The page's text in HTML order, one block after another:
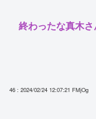
終わったな真木さ
46 : 2024/02/24 12:07:21 FMjOg